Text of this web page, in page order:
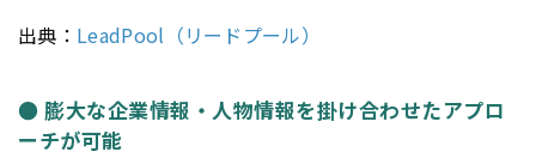
出典： LeadPool（リードプール）
● 膨大な企業情報・人物情報を掛け合わせたアプロ
ーチが可能